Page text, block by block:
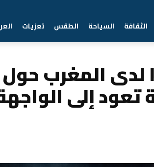
الثقافة السياحة الطقس تعزيات
إلى الواجهة...
لدى المغرب حول
تعود إلى